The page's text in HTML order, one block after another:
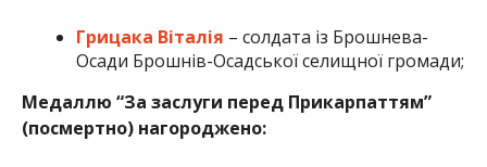
Грицака Віталія – солдата із Брошнева-
Осади Брошнів-Осадської селищної громади;
Медаллю “За заслуги перед Прикарпаттям”
(посмертно) нагороджено: